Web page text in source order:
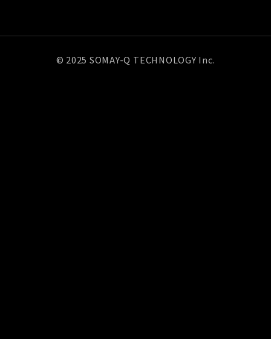
© 2025 SOMAY-Q TECHNOLOGY Inc.